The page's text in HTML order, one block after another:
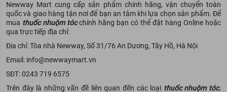
Newway Mart cung cấp sản phẩm chính hãng, vận chuyển toàn
quốc và giao hàng tận nơi để bạn an tâm khi lựa chọn sản phẩm. Để
mua thuốc nhuộm tócchính hãng bạn có thể đặt hàng Online hoặc
qua trực tiếp địa chỉ:
Địa chỉ: Tòa nhà Newway, Số 31/76 An Dương, Tây Hồ, Hà Nội
Email: info@newwaymart.vn
SĐT: 0243 719 6575
Trên đây là những vấn đề liên quan đến các loại thuốc nhuộm tóc.